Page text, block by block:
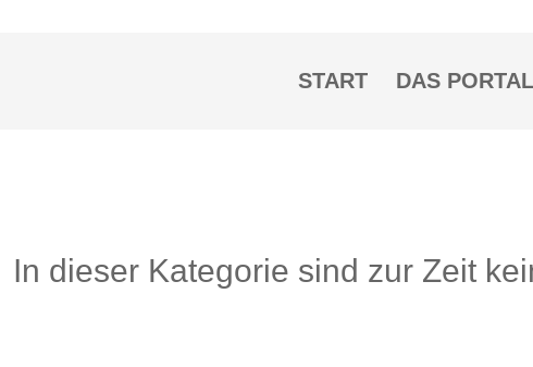
START DAS PORTAL
In dieser Kategorie sind zur Zeit